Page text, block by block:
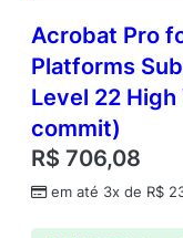
Acrobat Pro
Platforms
Level 22
commit)
R$ 706,08
em até 3x de R$